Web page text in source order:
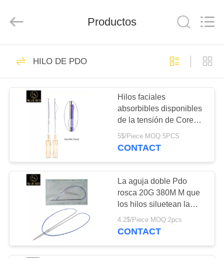
HOGAR
PRODUCTOS
SOBRE
NOSOTROS
VIAJE
FÁBRICA
CONTROL
Bio
Developed
HILO DE PDO
HILO DE PCL
27
Productos
HILO DE PDO
Hilos faciales
absorbibles disponibles
de la tensión de Corea
de la certificación del Ce
de Mesh Pdo Thread
5$/Piece MOQ:5PCS
CONTACT
La aguja doble Pdo
rosca 20G 380M M que
los hilos siluetean la
elevación fuerte suave
de la piel
4.2$/Piece MOQ:2pcs
CONTACT